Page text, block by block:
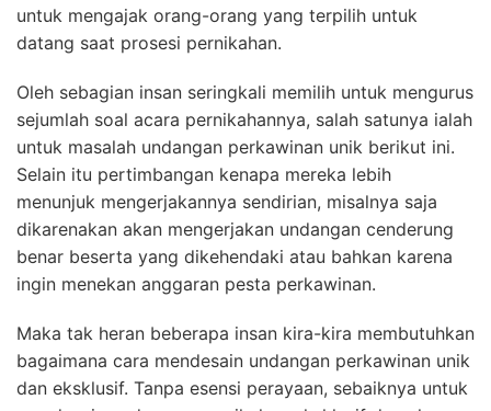
untuk mengajak orang-orang yang terpilih untuk
datang saat prosesi pernikahan.
Oleh sebagian insan seringkali memilih untuk mengurus
sejumlah soal acara pernikahannya, salah satunya ialah
untuk masalah undangan perkawinan unik berikut ini.
Selain itu pertimbangan kenapa mereka lebih
menunjuk mengerjakannya sendirian, misalnya saja
dikarenakan akan mengerjakan undangan cenderung
benar beserta yang dikehendaki atau bahkan karena
ingin menekan anggaran pesta perkawinan.
Maka tak heran beberapa insan kira-kira membutuhkan
bagaimana cara mendesain undangan perkawinan unik
dan eksklusif. Tanpa esensi perayaan, sebaiknya untuk